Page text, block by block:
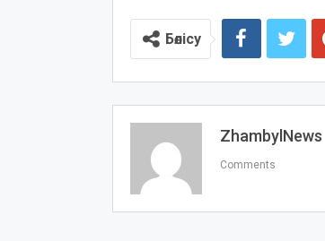
Бөлісу
ZhambylNews
Comments